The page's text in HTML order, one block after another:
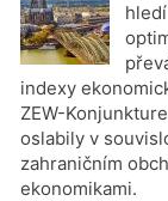
indexy
ZEW-
oslabily v
zahraničním
ekonomikami.